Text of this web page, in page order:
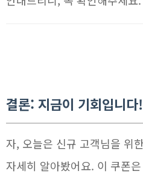
결론: 지금이 기회입니다!
자, 오늘은 신규 고객님을 위한
자세히 알아봤어요. 이 쿠폰